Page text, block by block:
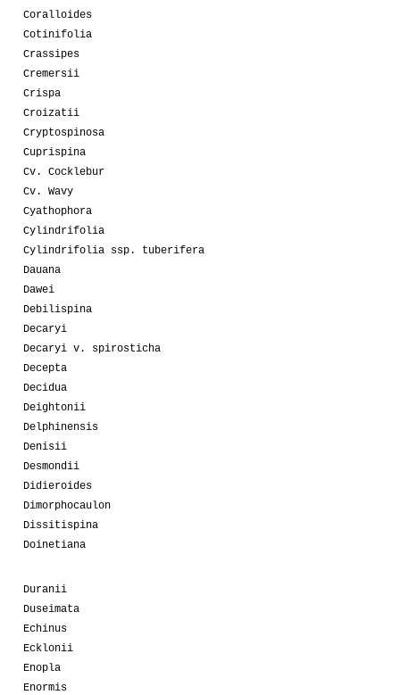
Coralloides
Cotinifolia
Crassipes
Cremersii
Crispa
Croizatii
Cryptospinosa
Cuprispina
Cv. Cocklebur
Cv. Wavy
Cyathophora
Cylindrifolia
Cylindrifolia ssp. tuberifera
Dauana
Dawei
Debilispina
Decaryi
Decaryi v. spirosticha
Decepta
Decidua
Deightonii
Delphinensis
Denisii
Desmondii
Didieroides
Dimorphocaulon
Dissitispina
Doinetiana
Duranii
Duseimata
Echinus
Ecklonii
Enopla
Enormis